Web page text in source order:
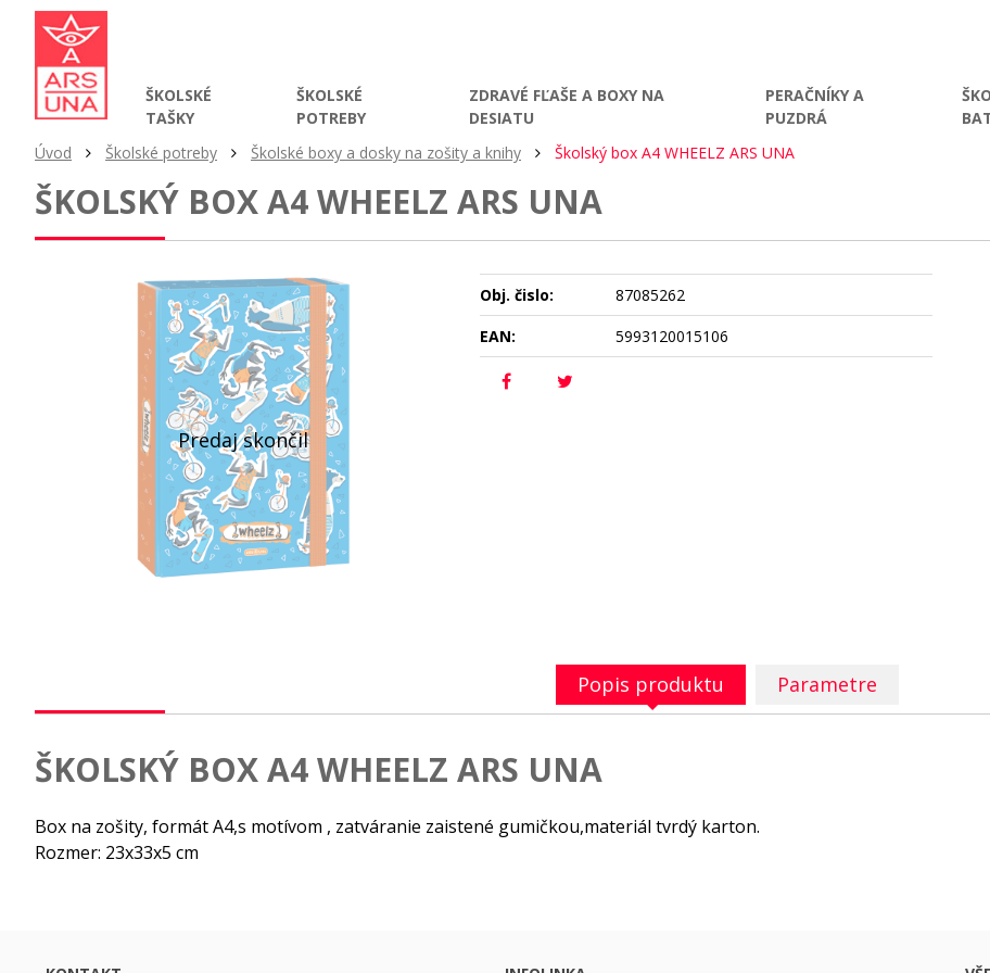
ŠKOLSKÉ
TAŠKY
ŠKOLSKÉ
POTREBY
ZDRAVÉ FĽAŠE A BOXY NA
DESIATU
PERAČNÍKY A
PUZDRÁ
Úvod
Školské potreby Školské boxy a dosky na zošity a knihy Školský box A4 WHEELZ ARS UNA
ŠKOLSKÝ BOX A4 WHEELZ ARS UNA
Obj. čislo:
87085262
EAN:
5993120015106
Popis produktu Parametre
ŠKOLSKÝ BOX A4 WHEELZ ARS UNA
Box na zošity, formát A4,s motívom , zatváranie zaistené gumičkou,materiál tvrdý karton.
Rozmer: 23x33x5 cm